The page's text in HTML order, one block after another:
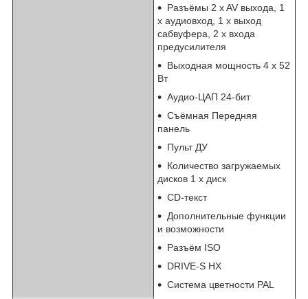
Разъёмы 2 x AV выхода, 1
x аудиовход, 1 x выход
сабвуфера, 2 x входа
предусилителя
Выходная мощность 4 х 52
Вт
Аудио-ЦАП 24-бит
Съёмная Передняя
панель
Пульт ДУ
Количество загружаемых
дисков 1 х диск
CD-текст
Дополнительные функции
и возможности
Разъём ISO
DRIVE-S HX
Система цветности PAL